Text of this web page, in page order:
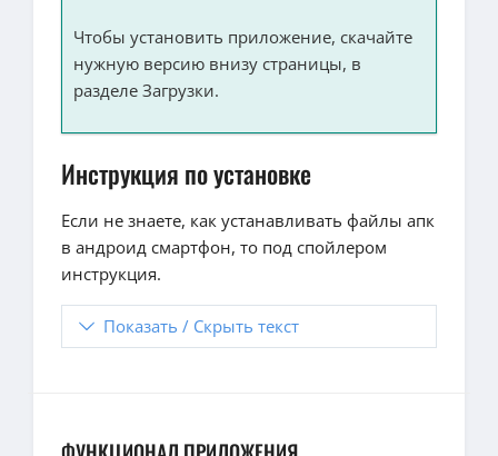
Чтобы установить приложение, скачайте
нужную версию внизу страницы, в
разделе Загрузки.
Инструкция по установке
Если не знаете, как устанавливать файлы апк
в андроид смартфон, то под спойлером
инструкция.
Показать / Скрыть текст